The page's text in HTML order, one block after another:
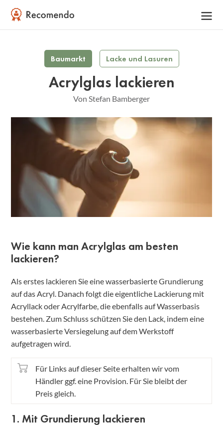
Baumarkt Lacke und Lasuren
Acrylglas lackieren
Von Stefan Bamberger
Wie kann man Acrylglas am besten
lackieren?
Als erstes lackieren Sie eine wasserbasierte Grundierung
auf das Acryl. Danach folgt die eigentliche Lackierung mit
Acryllack oder Acrylfarbe, die ebenfalls auf Wasserbasis
bestehen. Zum Schluss schützen Sie den Lack, indem eine
wasserbasierte Versiegelung auf dem Werkstoff
aufgetragen wird.
Für Links auf dieser Seite erhalten wir vom
Händler ggf. eine Provision. Für Sie bleibt der
Preis gleich.
1. Mit Grundierung lackieren